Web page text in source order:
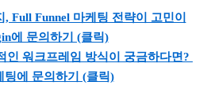
Full Funnel 마케팅 전략이 고민이
에 문의하기 (클릭)
인 워크프레임 방식이 궁금하다면?
팅에 문의하기 (클릭)